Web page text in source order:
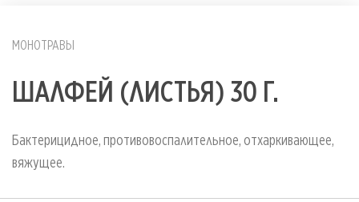
МОНОТРАВЫ
ШАЛФЕЙ (ЛИСТЬЯ) 30 Г.
Бактерицидное, противовоспалительное, отхаркивающее,
вяжущее.